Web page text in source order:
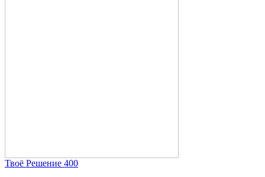
Твоё Решение 400